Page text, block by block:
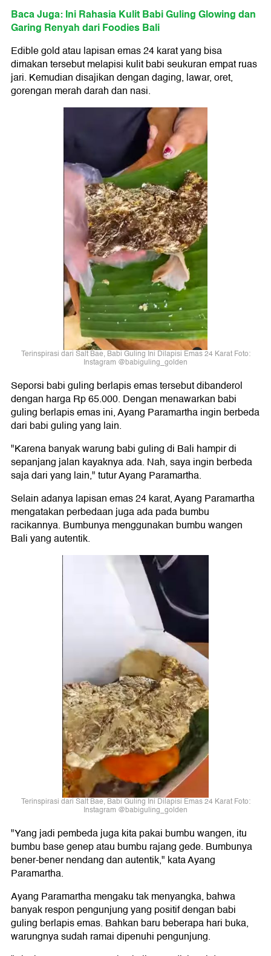
Baca Juga: Ini Rahasia Kulit Babi Guling Glowing dan
Garing Renyah dari Foodies Bali
Edible gold atau lapisan emas 24 karat yang bisa
dimakan tersebut melapisi kulit babi seukuran empat ruas
jari. Kemudian disajikan dengan daging, lawar, oret,
gorengan merah darah dan nasi.
Terinspirasi dari Salt Bae, Babi Guling Ini Dilapisi Emas 24 Karat Foto:
Instagram @babiguling_golden
Seporsi babi guling berlapis emas tersebut dibanderol
dengan harga Rp 65.000. Dengan menawarkan babi
guling berlapis emas ini, Ayang Paramartha ingin berbeda
dari babi guling yang lain.
"Karena banyak warung babi guling di Bali hampir di
sepanjang jalan kayaknya ada. Nah, saya ingin berbeda
saja dari yang lain," tutur Ayang Paramartha.
Selain adanya lapisan emas 24 karat, Ayang Paramartha
mengatakan perbedaan juga ada pada bumbu
racikannya. Bumbunya menggunakan bumbu wangen
Bali yang autentik.
Terinspirasi dari Salt Bae, Babi Guling Ini Dilapisi Emas 24 Karat Foto:
Instagram @babiguling_golden
"Yang jadi pembeda juga kita pakai bumbu wangen, itu
bumbu base genep atau bumbu rajang gede. Bumbunya
bener-bener nendang dan autentik," kata Ayang
Paramartha.
Ayang Paramartha mengaku tak menyangka, bahwa
banyak respon pengunjung yang positif dengan babi
guling berlapis emas. Bahkan baru beberapa hari buka,
warungnya sudah ramai dipenuhi pengunjung.